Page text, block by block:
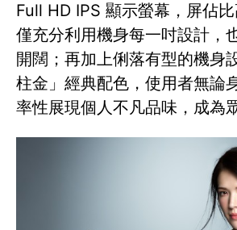
Full HD IPS 顯示螢幕，屏佔
僅充分利用機身每一吋設計，
開闊；再加上俐落有型的機身
柱金」經典配色，使用者無論
率性展現個人不凡品味，成為